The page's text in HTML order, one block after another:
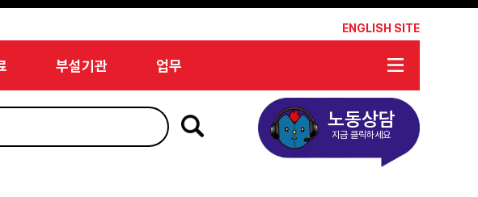
ENGLISH SITE
부설기관 업무
노동상담
지금 클릭하세요